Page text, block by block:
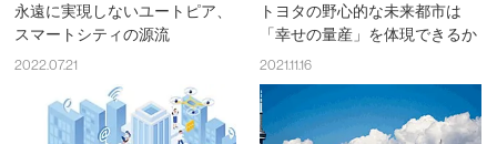
永遠に実現しないユートピア、
スマートシティの源流
2022.07.21
トヨタの野心的な未来都市は
「幸せの量産」を体現できるか
2021.11.16